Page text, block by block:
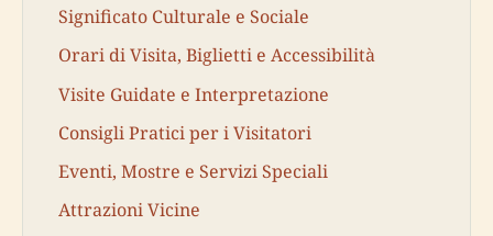
Significato Culturale e Sociale
Orari di Visita, Biglietti e Accessibilità
Visite Guidate e Interpretazione
Consigli Pratici per i Visitatori
Eventi, Mostre e Servizi Speciali
Attrazioni Vicine